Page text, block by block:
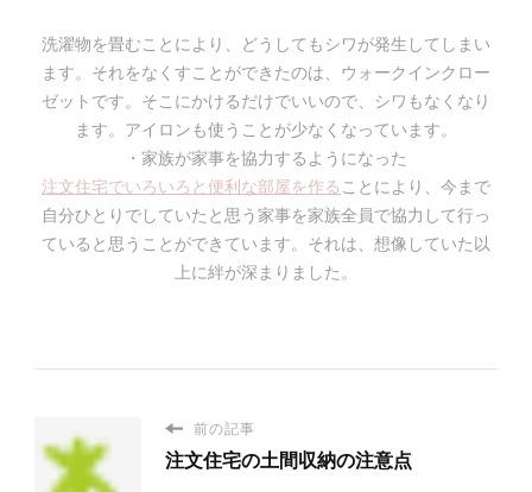
洗濯物を畳むことにより、どうしてもシワが発生してしまい
ます。それをなくすことができたのは、ウォークインクロー
ゼットです。そこにかけるだけでいいので、シワもなくなり
ます。アイロンも使うことが少なくなっています。
・家族が家事を協力するようになった
注文住宅でいろいろと便利な部屋を作る ことにより、今まで
自分ひとりでしていたと思う家事を家族全員で協力して行っ
ていると思うことができています。それは、想像していた以
上に絆が深まりました。
前の記事
注文住宅の土間収納の注意点